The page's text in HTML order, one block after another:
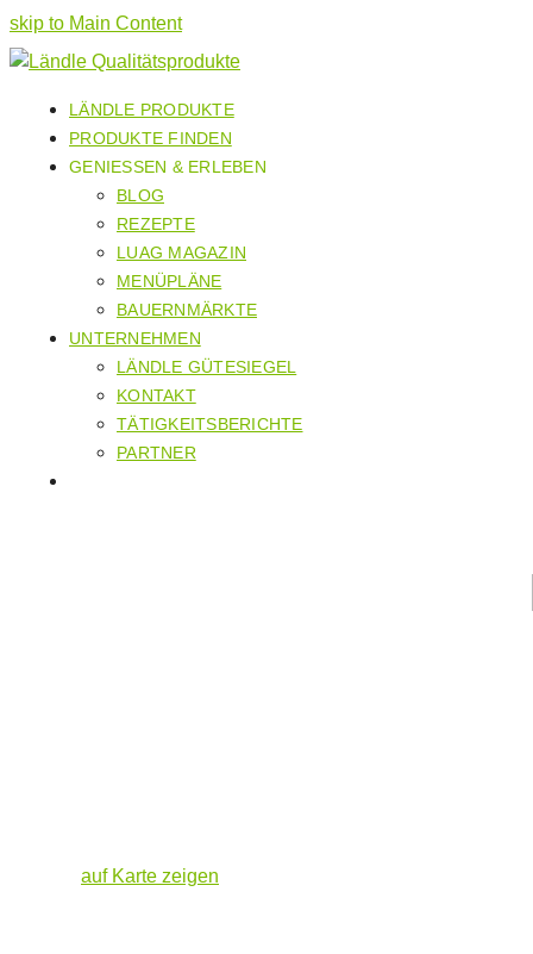
skip to Main Content
LÄNDLE PRODUKTE
PRODUKTE FINDEN
GENIESSEN & ERLEBEN
BLOG
REZEPTE
LUAG MAGAZIN
MENÜPLÄNE
BAUERNMÄRKTE
UNTERNEHMEN
LÄNDLE GÜTESIEGEL
KONTAKT
TÄTIGKEITSBERICHTE
PARTNER
auf Karte zeigen